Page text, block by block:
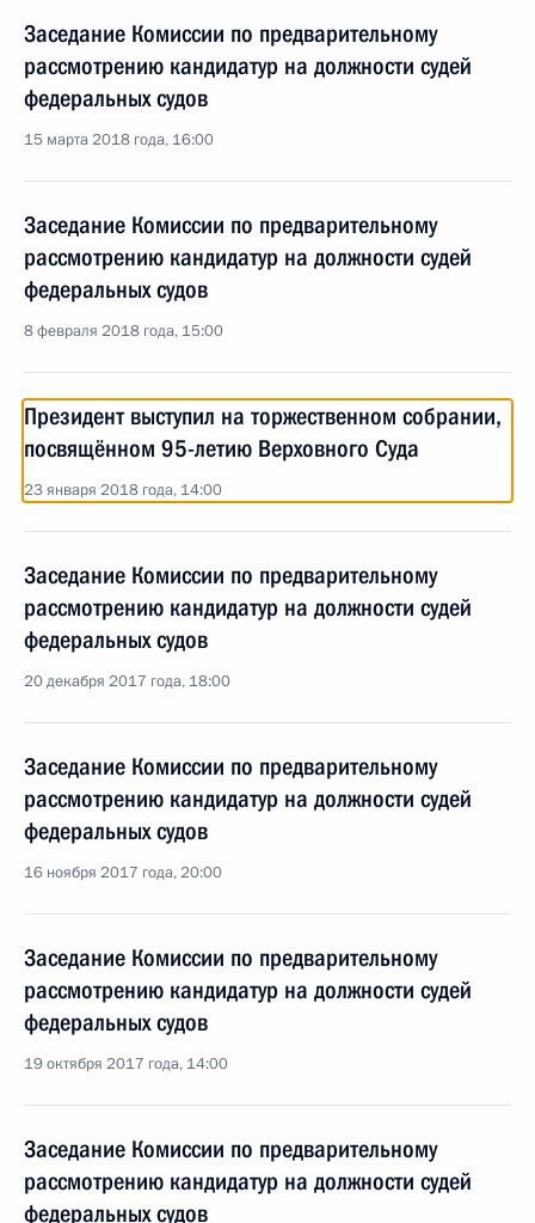
Заседание Комиссии по предварительному
рассмотрению кандидатур на должности судей
федеральных судов
15 марта 2018 года, 16:00
Заседание Комиссии по предварительному
рассмотрению кандидатур на должности судей
федеральных судов
8 февраля 2018 года, 15:00
Президент выступил на торжественном собрании,
посвящённом 95-летию Верховного Суда
23 января 2018 года, 14:00
Заседание Комиссии по предварительному
рассмотрению кандидатур на должности судей
федеральных судов
20 декабря 2017 года, 18:00
Заседание Комиссии по предварительному
рассмотрению кандидатур на должности судей
федеральных судов
16 ноября 2017 года, 20:00
Заседание Комиссии по предварительному
рассмотрению кандидатур на должности судей
федеральных судов
19 октября 2017 года, 14:00
Заседание Комиссии по предварительному
рассмотрению кандидатур на должности судей
федеральных судов